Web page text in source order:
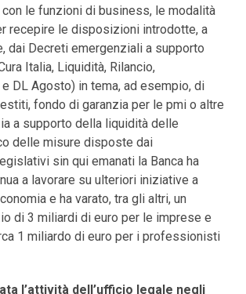
le funzioni di business, le modalità
recepire le disposizioni introdotte, a
dai Decreti emergenziali a supporto
Italia, Liquidità, Rilancio,
DL Agosto) in tema, ad esempio, di
fondo di garanzia per le pmi o altre
a supporto della liquidità delle
delle misure disposte dai
sin qui emanati la Banca ha
a lavorare su ulteriori iniziative a
e ha varato, tra gli altri, un
di 3 miliardi di euro per le imprese e
1 miliardo di euro per i professionisti
l’attività dell’ufficio legale negli